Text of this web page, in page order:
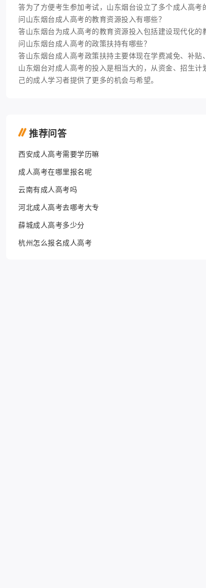
答为了方便考生参加考试，山东烟台设立了多个成人高考
问山东烟台成人高考的教育资源投入有哪些？
答山东烟台为成人高考的教育资源投入包括建设现代化的
问山东烟台成人高考的政策扶持有哪些？
答山东烟台成人高考政策扶持主要体现在学费减免、补贴
山东烟台对成人高考的投入是相当大的，从资金、招生
己的成人学习者提供了更多的机会与希望。
推荐问答
西安成人高考需要学历嘛
成人高考在哪里报名呢
云南有成人高考吗
河北成人高考去哪考大专
薛城成人高考多少分
杭州怎么报名成人高考